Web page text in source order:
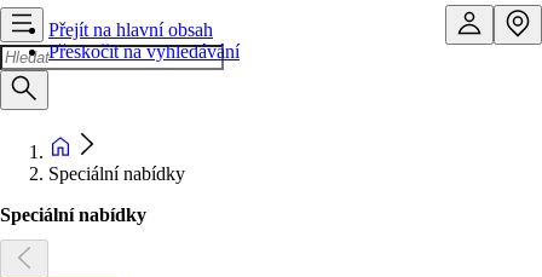
Přejít na hlavní obsah
Přeskočit na vyhledávání
Speciální nabídky
Speciální nabídky